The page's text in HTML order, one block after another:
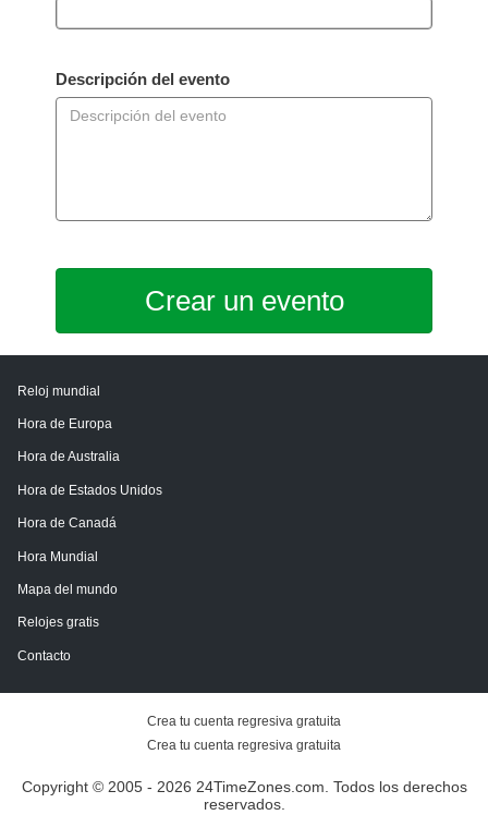
Descripción del evento
Crear un evento
Reloj mundial
Hora de Europa
Hora de Australia
Hora de Estados Unidos
Hora de Canadá
Hora Mundial
Mapa del mundo
Relojes gratis
Contacto
Crea tu cuenta regresiva gratuita
Crea tu cuenta regresiva gratuita
Copyright © 2005 - 2026 24TimeZones.com. Todos los derechos
reservados.